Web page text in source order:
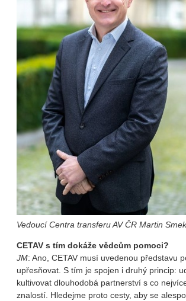
Vedoucí Centra transferu AV ČR Martin
CETAV s tím dokáže vědcům pomoci?
JM: Ano, CETAV musí uvedenou představu
upřesňovat. S tím je spojen i druhý princip:
kultivovat dlouhodobá partnerství s co
znalostí. Hledejme proto cesty, aby se